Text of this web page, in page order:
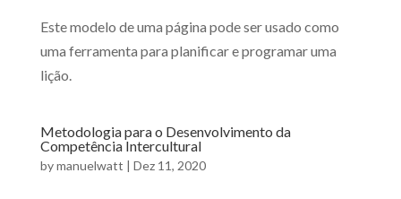
Este modelo de uma página pode ser usado como
uma ferramenta para planificar e programar uma
lição.
Metodologia para o Desenvolvimento da
Competência Intercultural
bymanuelwatt | Dez 11, 2020